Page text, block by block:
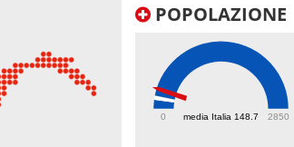
POPOLAZIONE
media Italia 148.7
0 2850